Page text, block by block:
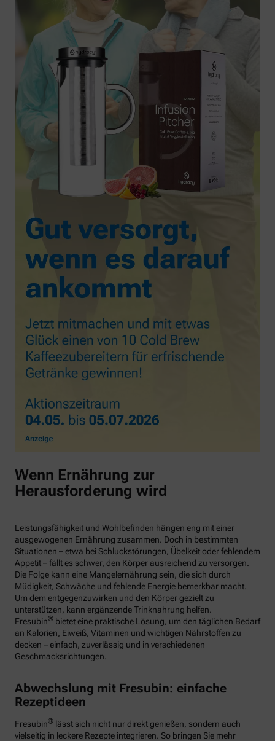
Wenn Ernährung zur
Herausforderung wird
Leistungsfähigkeit und Wohlbefinden hängen eng mit einer
ausgewogenen Ernährung zusammen. Doch in bestimmten
Situationen – etwa bei Schluckstörungen, Übelkeit oder fehlendem
Appetit – fällt es schwer, den Körper ausreichend zu versorgen.
Die Folge kann eine Mangelernährung sein, die sich durch
Müdigkeit, Schwäche und fehlende Energie bemerkbar macht.
Um dem entgegenzuwirken und den Körper gezielt zu
unterstützen, kann ergänzende Trinknahrung helfen.
Fresubin® bietet eine praktische Lösung, um den täglichen Bedarf
an Kalorien, Eiweiß, Vitaminen und wichtigen Nährstoffen zu
decken – einfach, zuverlässig und in verschiedenen
Geschmacksrichtungen.
Abwechslung mit Fresubin: einfache
Rezeptideen
Fresubin® lässt sich nicht nur direkt genießen, sondern auch
vielseitig in leckere Rezepte integrieren. So bringen Sie mehr